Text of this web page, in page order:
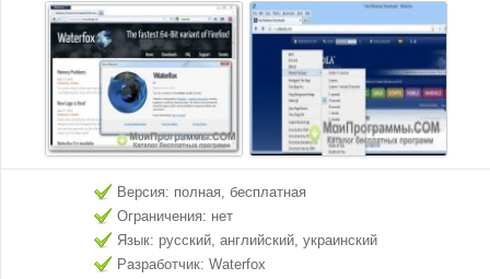
Версия: полная, бесплатная
Ограничения: нет
Язык: русский, английский, украинский
Разработчик: Waterfox